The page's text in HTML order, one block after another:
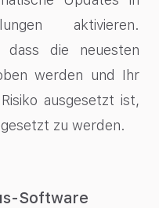
aktivieren.
dass die neuesten
werden und Ihr
ausgesetzt ist,
zu werden.
Software